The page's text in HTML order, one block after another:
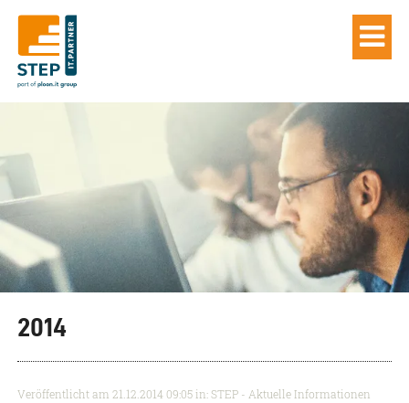
2014
Veröffentlicht am21.12.2014 09:05in: STEP - Aktuelle Informationen